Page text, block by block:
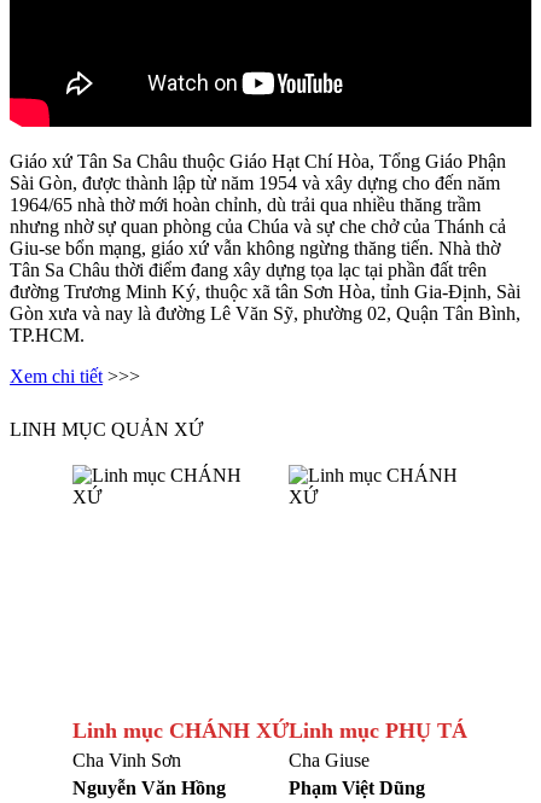
Giáo xứ Tân Sa Châu thuộc Giáo Hạt Chí Hòa, Tổng Giáo Phận
Sài Gòn, được thành lập từ năm 1954 và xây dựng cho đến năm
1964/65 nhà thờ mới hoàn chỉnh, dù trải qua nhiều thăng trầm
nhưng nhờ sự quan phòng của Chúa và sự che chở của Thánh cả
Giu-se bổn mạng, giáo xứ vẫn không ngừng thăng tiến. Nhà thờ
Tân Sa Châu thời điểm đang xây dựng tọa lạc tại phần đất trên
đường Trương Minh Ký, thuộc xã tân Sơn Hòa, tỉnh Gia-Định, Sài
Gòn xưa và nay là đường Lê Văn Sỹ, phường 02, Quận Tân Bình,
TP.HCM.
Xem chi tiết >>>
LINH MỤC QUẢN XỨ
Linh mục CHÁNH XỨ
Cha Vinh Sơn
Nguyễn Văn Hồng
Linh mục PHỤ TÁ
Cha Giuse
Phạm Việt Dũng